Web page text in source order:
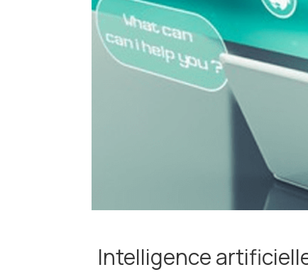
Intelligence